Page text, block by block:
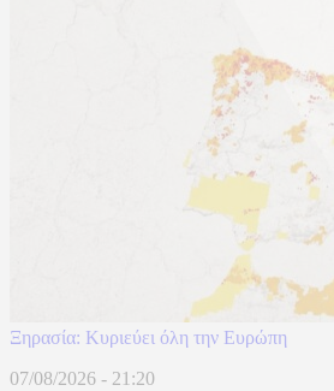
Ξηρασία: Κυριεύει όλη την Ευρώπη
07/08/2026 - 21:20